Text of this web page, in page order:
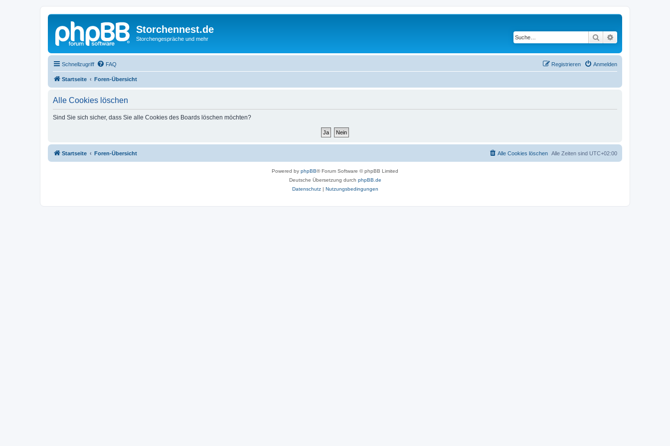
Storchennest.de
Storchengespräche und mehr Suche
Schnellzugriff FAQ Anmelden
Registrieren
Startseite Foren-Übersicht
Alle Cookies löschen
Sind Sie sich sicher, dass Sie alle Cookies des Boards löschen möchten?
Startseite Foren-Übersicht Alle Zeiten sind UTC+02:00
Alle Cookies löschen
Powered by phpBB® Forum Software © phpBB Limited
Deutsche Übersetzung durch phpBB.de
Datenschutz| Nutzungsbedingungen